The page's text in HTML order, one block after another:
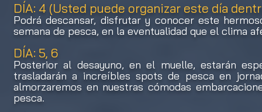
DÍA: 4 (Usted puede organizar este día
Podrá descansar, disfrutar y conocer este
semana de pesca, en la eventualidad que el clima
DÍA: 5, 6
Posterior al desayuno, en el muelle, estarán
trasladarán a increíbles spots de pesca en
almorzaremos en nuestras cómodas
pesca.